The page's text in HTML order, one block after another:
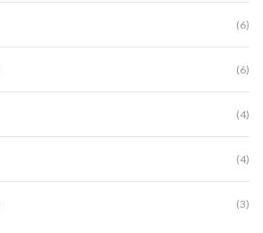
(6)
(6)
(4)
(4)
(3)